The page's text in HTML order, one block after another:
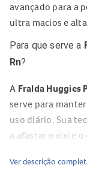
avançado para a
ultra macios e
Para que serve a
Rn?
A Fralda Huggies
serve para
uso diário. Sua
a afastar o xixi e
Ver descrição